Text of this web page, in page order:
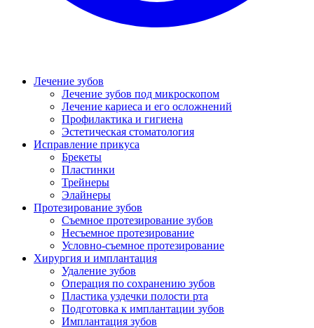
Лечение зубов
Лечение зубов под микроскопом
Лечение кариеса и его осложнений
Профилактика и гигиена
Эстетическая стоматология
Исправление прикуса
Брекеты
Пластинки
Трейнеры
Элайнеры
Протезирование зубов
Съемное протезирование зубов
Несъемное протезирование
Условно-съемное протезирование
Хирургия и имплантация
Удаление зубов
Операция по сохранению зубов
Пластика уздечки полости рта
Подготовка к имплантации зубов
Имплантация зубов